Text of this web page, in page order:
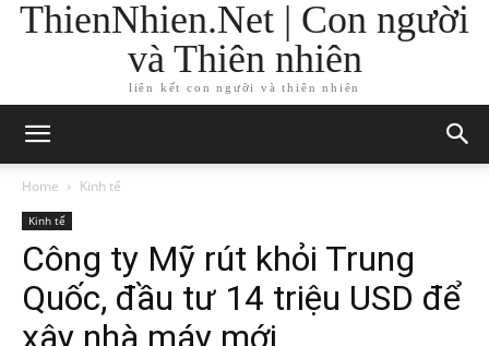
ThienNhien.Net | Con người
và Thiên nhiên
liên kết con người và thiên nhiên
Home Kinh tế
Kinh tế
Công ty Mỹ rút khỏi Trung
Quốc, đầu tư 14 triệu USD để
xây nhà máy mới